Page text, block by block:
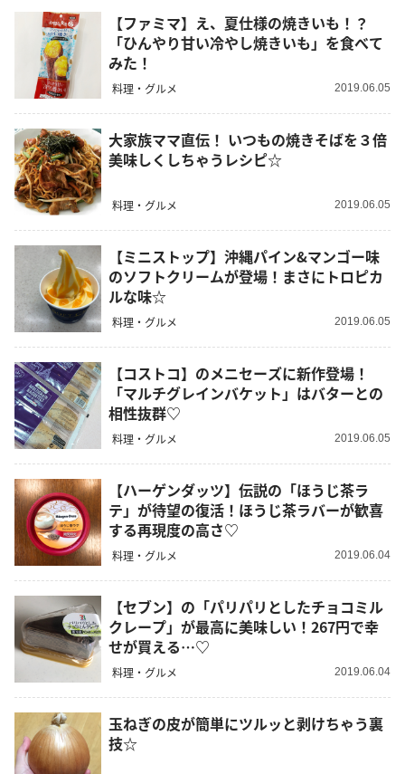
【ファミマ】え、夏仕様の焼きいも！？
「ひんやり甘い冷やし焼きいも」を食べて
みた！
料理・グルメ 2019.06.05
大家族ママ直伝！ いつもの焼きそばを３倍
美味しくしちゃうレシピ☆
料理・グルメ 2019.06.05
【ミニストップ】沖縄パイン&マンゴー味
のソフトクリームが登場！まさにトロピカ
ルな味☆
料理・グルメ 2019.06.05
【コストコ】のメニセーズに新作登場！
「マルチグレインバケット」はバターとの
相性抜群♡
料理・グルメ 2019.06.05
【ハーゲンダッツ】伝説の「ほうじ茶ラ
テ」が待望の復活！ほうじ茶ラバーが歓喜
する再現度の高さ♡
料理・グルメ 2019.06.04
【セブン】の「パリパリとしたチョコミル
クレープ」が最高に美味しい！267円で幸
せが買える…♡
料理・グルメ 2019.06.04
玉ねぎの皮が簡単にツルッと剥けちゃう裏
技☆